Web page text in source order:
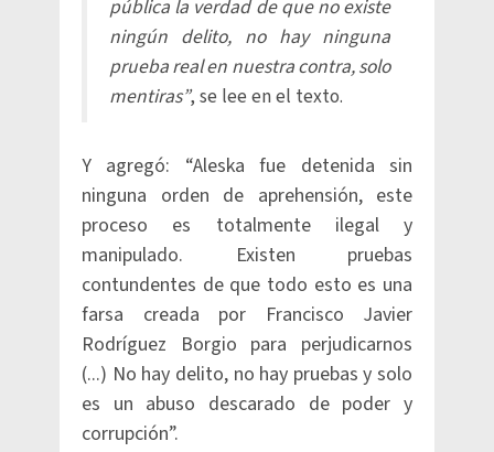
pública la verdad de que no existe
ningún delito, no hay ninguna
prueba real en nuestra contra, solo
mentiras”, se lee en el texto.
Y agregó: “Aleska fue detenida sin
ninguna orden de aprehensión, este
proceso es totalmente ilegal y
manipulado. Existen pruebas
contundentes de que todo esto es una
farsa creada por Francisco Javier
Rodríguez Borgio para perjudicarnos
(...) No hay delito, no hay pruebas y solo
es un abuso descarado de poder y
corrupción”.